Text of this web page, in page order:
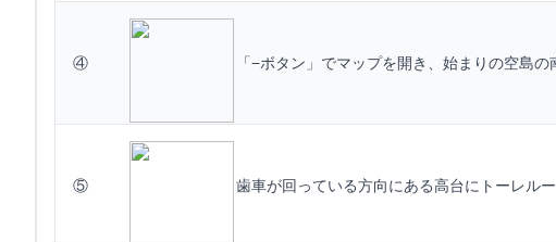
④ 「−ボタン」でマップを開き、始まりの空島
⑤ 歯車が回っている方向にある高台にトーレル